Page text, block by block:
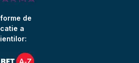
de
a